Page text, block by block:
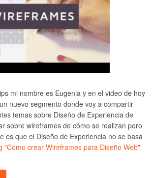
mi nombre es Eugenia y en el video de hoy
nuevo segmento donde voy a compartir
temas sobre Diseño de Experiencia de
sobre wireframes de cómo se realizan pero
es que el Diseño de Experiencia no se basa
"Cómo crear Wireframes para Diseño Web"